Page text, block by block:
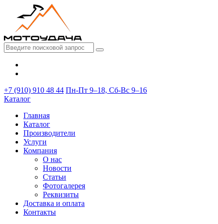
+7 (910) 910 48 44 Пн-Пт 9–18, Сб-Вс 9–16
Каталог
Главная
Каталог
Производители
Услуги
Компания
О нас
Новости
Статьи
Фотогалерея
Реквизиты
Доставка и оплата
Контакты